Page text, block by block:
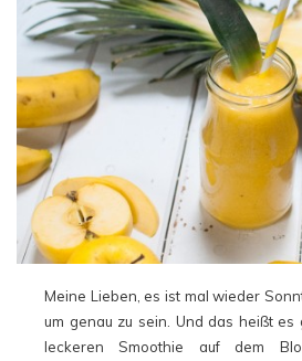
Meine Lieben, es ist mal wieder
um genau zu sein. Und das heißt
leckeren Smoothie auf dem